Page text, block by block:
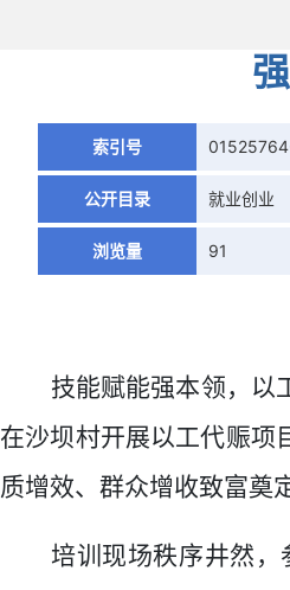
索引号
公开目录 就业创业
浏览量 91
技能赋能强本领，以
在沙坝村开展以工代赈项
质增效、群众增收致富奠
培训现场秩序井然